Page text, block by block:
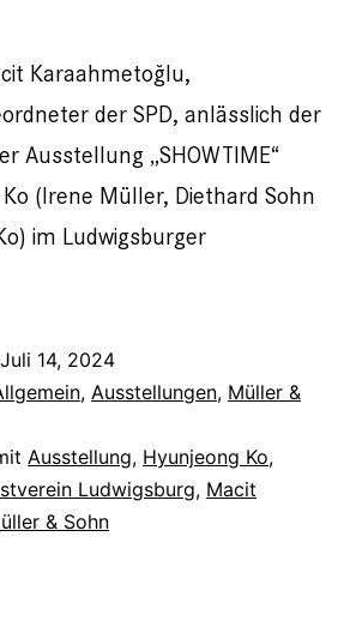
Karaahmetoğlu,
der SPD, anlässlich der
Ausstellung „SHOWTIME“
(Irene Müller, Diethard Sohn
im Ludwigsburger
Juli 14, 2024
, Ausstellungen, Müller &
Ausstellung, Hyunjeong Ko,
Ludwigsburg, Macit
& Sohn